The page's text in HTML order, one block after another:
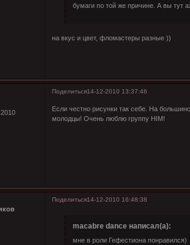
бумаги по той же причине. А вы тут
на вкус и цвет, фломастеры разные ))
Поделиться14-12-2010 13:37:46
Если честно рисунки так себе. На
молодцы! Очень люблю группу HIM!
Поделиться14-12-2010 16:48:38
macabre dance написал(а):
мне в роли Гефестиона понравился)